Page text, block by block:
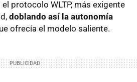
protocolo WLTP, más exigente
doblando así la autonomía
ofrecía el modelo saliente.